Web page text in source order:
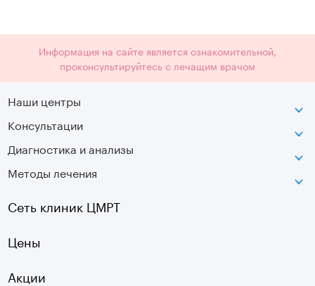
Информация на сайте является ознакомительной,
проконсультируйтесь с лечащим врачом
Наши центры
Петроградская
Лаборатория движения
Московская
Озерки
Садовая
Старая Деревня
Консультации
Диагностика и анализы
МРТ
Оптическая топография
УЗДГ
Методы лечения
Сеть клиник ЦМРТ
Цены
Акции